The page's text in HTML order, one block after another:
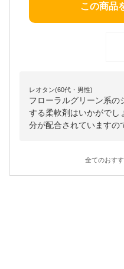
この商品
レオタン(60代・男性)
フローラルグリーン系の
する柔軟剤はいかがでし
分が配合されていますの
全てのおす